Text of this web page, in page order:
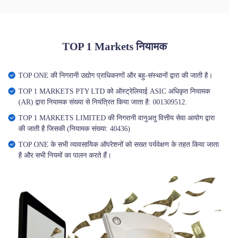
TOP 1 Markets नियामक
TOP ONE की निगरानी उद्योग प्राधिकरणों और बहु-संस्थानों द्वारा की जाती है।
TOP 1 MARKETS PTY LTD को ऑस्ट्रेलियाई ASIC अधिकृत नियामक
(AR) द्वारा नियामक संख्या से नियंत्रित किया जाता है: 001309512.
TOP 1 MARKETS LIMITED की निगरानी वानुअतु वित्तीय सेवा आयोग द्वारा
की जाती है जिसकी (नियामक संख्या: 40436)
TOP ONE के सभी व्यावसायिक ऑपरेशनों को सख्त पर्यवेक्षण के तहत किया जाता
है और सभी नियमों का पालन करते हैं।